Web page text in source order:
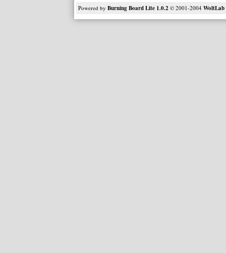
Powered by Burning Board Lite 1.0.2 © 2001-2004 WoltLab